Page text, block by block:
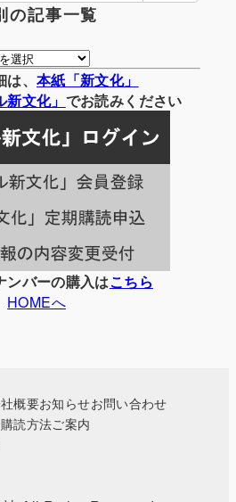
の記事一覧
、 本紙「新文化」
新文化」 でお読みください
ンバーの購入はこちら
HOMEへ
概要お知らせお問い合わせ
購読方法ご案内